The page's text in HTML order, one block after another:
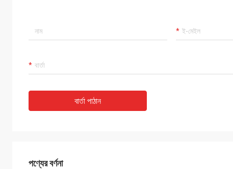
বার্তা পাঠান
পণ্যের বর্ণনা